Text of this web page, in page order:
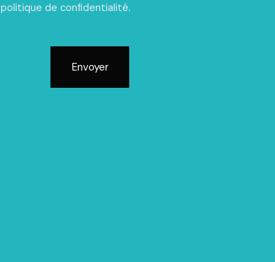
politique de confidentialité.
Envoyer